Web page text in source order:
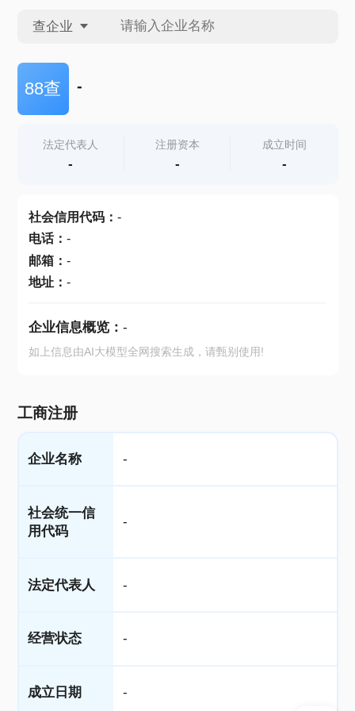
查企业
查企业
查产地
88查 -
法定代表人
-
注册资本
-
成立时间
-
社会信用代码： -
电话： -
邮箱： -
地址： -
企业信息概览： -
如上信息由AI大模型全网搜索生成，请甄别使用!
工商注册
企业名称 -
社会统一信
用代码
-
法定代表人 -
经营状态 -
成立日期 -